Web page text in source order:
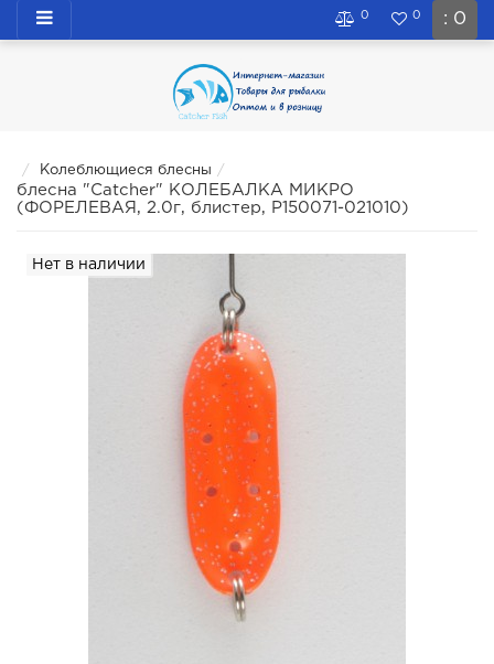
: 0
0 0
Колеблющиеся блесны
блесна "Catcher" КОЛЕБАЛКА МИКРО
(ФОРЕЛЕВАЯ, 2.0г, блистер, P150071-021010)
Нет в наличии